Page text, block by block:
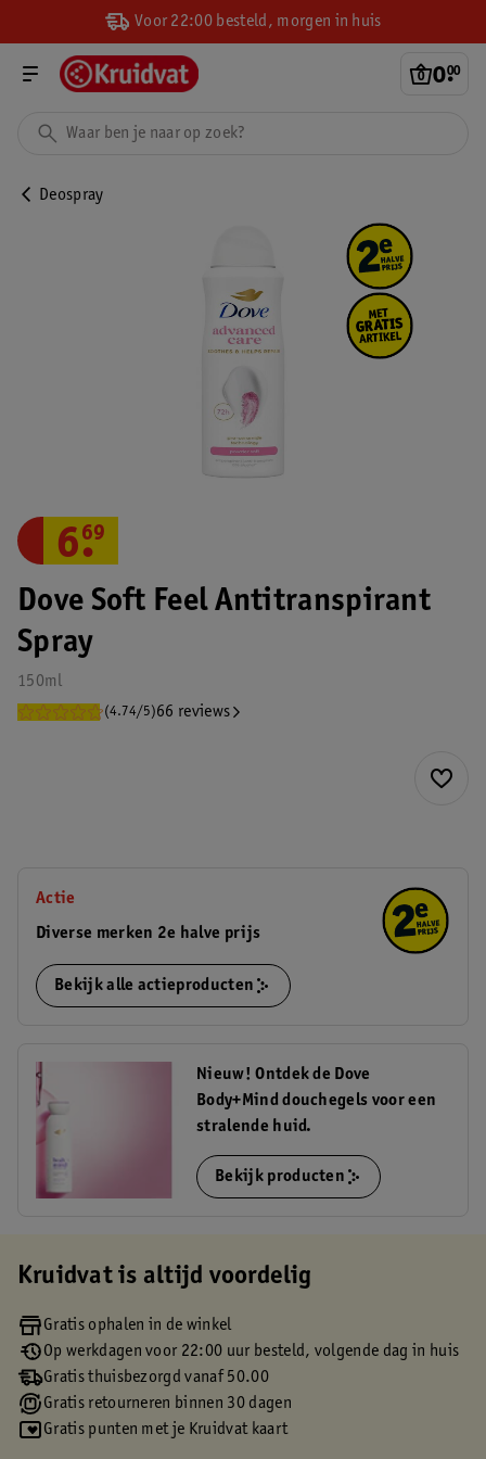
Voor 22:00 besteld, morgen in huis
0.
00
Deospray
Dove Soft Feel Antitranspirant
Spray
150ml
(4.74/5)66 reviews
6.
69
Actie
Diverse merken 2e halve prijs
Bekijk alle actieproducten
Nieuw! Ontdek de Dove
Body+Mind douchegels voor een
stralende huid.
Bekijk producten
Kruidvat is altijd voordelig
Gratis ophalen in de winkel
Op werkdagen voor 22:00 uur besteld, volgende dag in huis
Gratis thuisbezorgd vanaf 50.00
Gratis retourneren binnen 30 dagen
Gratis punten met je Kruidvat kaart